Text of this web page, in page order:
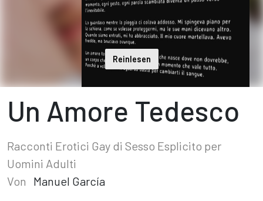
Reinlesen
Un Amore Tedesco
Racconti Erotici Gay di Sesso Esplicito per
Uomini Adulti
Von
Manuel García